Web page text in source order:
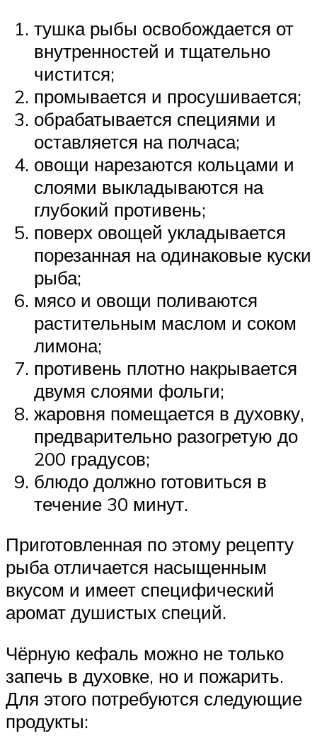
тушка рыбы освобождается от
внутренностей и тщательно
чистится;
промывается и просушивается;
обрабатывается специями и
оставляется на полчаса;
овощи нарезаются кольцами и
слоями выкладываются на
глубокий противень;
поверх овощей укладывается
порезанная на одинаковые куски
рыба;
мясо и овощи поливаются
растительным маслом и соком
лимона;
противень плотно накрывается
двумя слоями фольги;
жаровня помещается в духовку,
предварительно разогретую до
200 градусов;
блюдо должно готовиться в
течение 30 минут.
Приготовленная по этому рецепту
рыба отличается насыщенным
вкусом и имеет специфический
аромат душистых специй.
Чёрную кефаль можно не только
запечь в духовке, но и пожарить.
Для этого потребуются следующие
продукты: